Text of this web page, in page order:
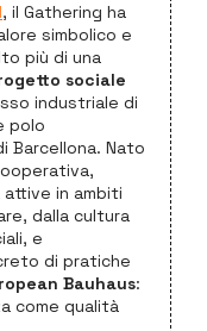
, il Gathering ha
simbolico e
più di una
sociale
industriale di
polo
Barcellona. Nato
in ambiti
dalla cultura
e
di pratiche
Bauhaus:
come qualità